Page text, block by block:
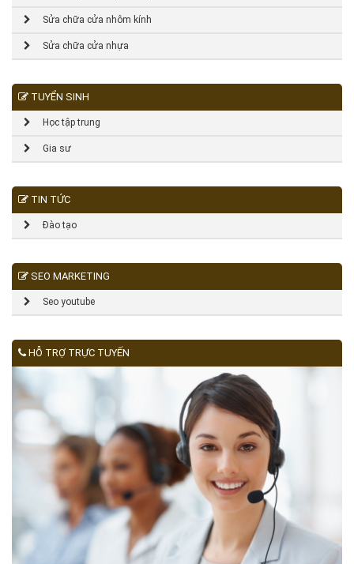
Sửa chữa cửa nhôm kính
Sửa chữa cửa nhựa
TUYỂN SINH
Học tập trung
Gia sư
TIN TỨC
Đào tạo
SEO MARKETING
Seo youtube
HỖ TRỢ TRỰC TUYẾN